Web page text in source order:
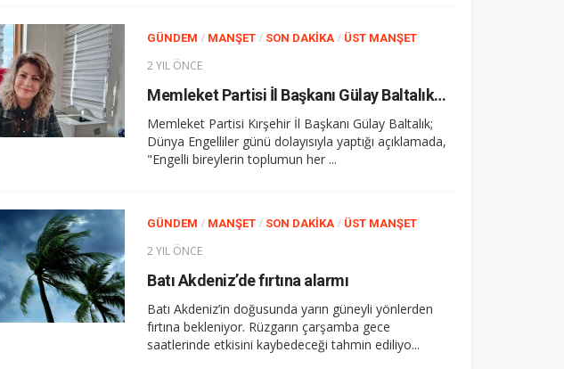
GÜNDEM / MANŞET / SON DAKIKA / ÜST MANŞET
2 YIL ÖNCE
Memleket Partisi İl Başkanı Gülay Baltalık: “Özel grupların toplumda var olduklarının bilincinde olmalıyız”
Memleket Partisi Kırşehir İl Başkanı Gülay Baltalık;
Dünya Engelliler günü dolayısıyla yaptığı açıklamada,
"Engelli bireylerin toplumun her ...
GÜNDEM / MANŞET / SON DAKIKA / ÜST MANŞET
2 YIL ÖNCE
Batı Akdeniz’de fırtına alarmı
Batı Akdeniz’in doğusunda yarın güneyli yönlerden
fırtına bekleniyor. Rüzgarın çarşamba gece
saatlerinde etkisini kaybedeceği tahmin ediliyo...